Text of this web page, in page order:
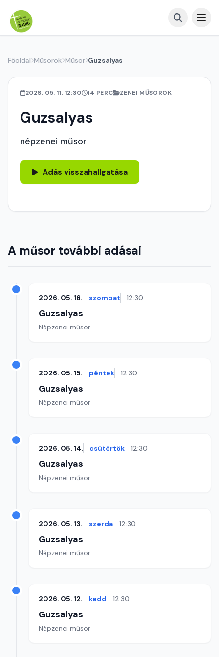
Főoldal Műsorok Műsor Guzsalyas
2026. 05. 11. 12:30 14 PERC ZENEI MŰSOROK
Guzsalyas
népzenei műsor
Adás visszahallgatása
A műsor további adásai
2026. 05. 16. szombat 12:30
Guzsalyas
Népzenei műsor
2026. 05. 15. péntek 12:30
Guzsalyas
Népzenei műsor
2026. 05. 14. csütörtök 12:30
Guzsalyas
Népzenei műsor
2026. 05. 13. szerda 12:30
Guzsalyas
Népzenei műsor
2026. 05. 12. kedd 12:30
Guzsalyas
Népzenei műsor